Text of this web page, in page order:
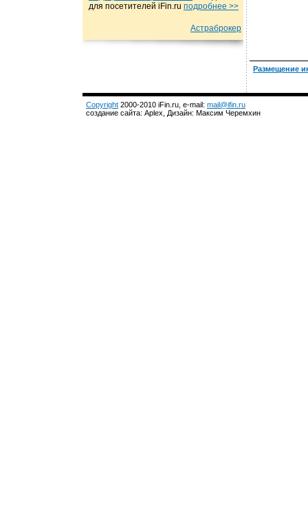
для посетителей iFin.ru подробнеe >>
Астраброкер
Размещение
Copyright 2000-2010 iFin.ru, e-mail: mail@ifin.ru
создание сайта: Aplex, Дизайн: Максим Черемхин